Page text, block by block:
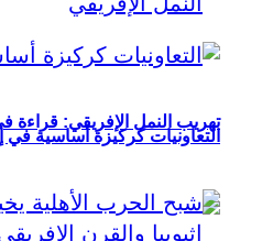
تهريب النمل الإفريقي: قراءة
التعاونيات كركيزة أساسية في